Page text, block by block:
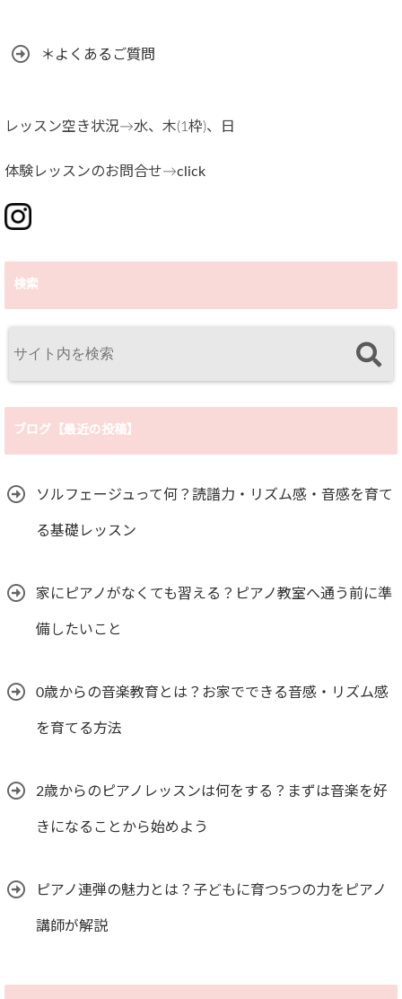
＊よくあるご質問
レッスン空き状況→水、木(1枠)、日
体験レッスンのお問合せ→click
検索
ブログ【最近の投稿】
ソルフェージュって何？読譜力・リズム感・音感を育て
る基礎レッスン
家にピアノがなくても習える？ピアノ教室へ通う前に準
備したいこと
0歳からの音楽教育とは？お家でできる音感・リズム感
を育てる方法
2歳からのピアノレッスンは何をする？まずは音楽を好
きになることから始めよう
ピアノ連弾の魅力とは？子どもに育つ5つの力をピアノ
講師が解説